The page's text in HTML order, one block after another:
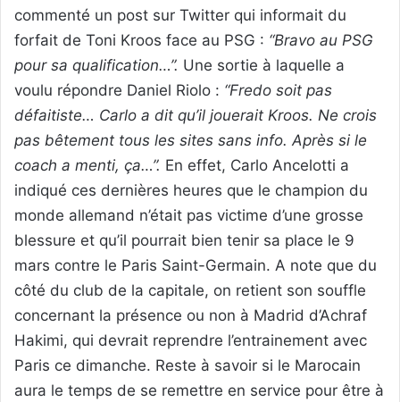
commenté un post sur Twitter qui informait du
forfait de Toni Kroos face au PSG : “Bravo au PSG
pour sa qualification…”. Une sortie à laquelle a
voulu répondre Daniel Riolo : “Fredo soit pas
défaitiste… Carlo a dit qu’il jouerait Kroos. Ne crois
pas bêtement tous les sites sans info. Après si le
coach a menti, ça…”. En effet, Carlo Ancelotti a
indiqué ces dernières heures que le champion du
monde allemand n’était pas victime d’une grosse
blessure et qu’il pourrait bien tenir sa place le 9
mars contre le Paris Saint-Germain. A note que du
côté du club de la capitale, on retient son souffle
concernant la présence ou non à Madrid d’Achraf
Hakimi, qui devrait reprendre l’entrainement avec
Paris ce dimanche. Reste à savoir si le Marocain
aura le temps de se remettre en service pour être à